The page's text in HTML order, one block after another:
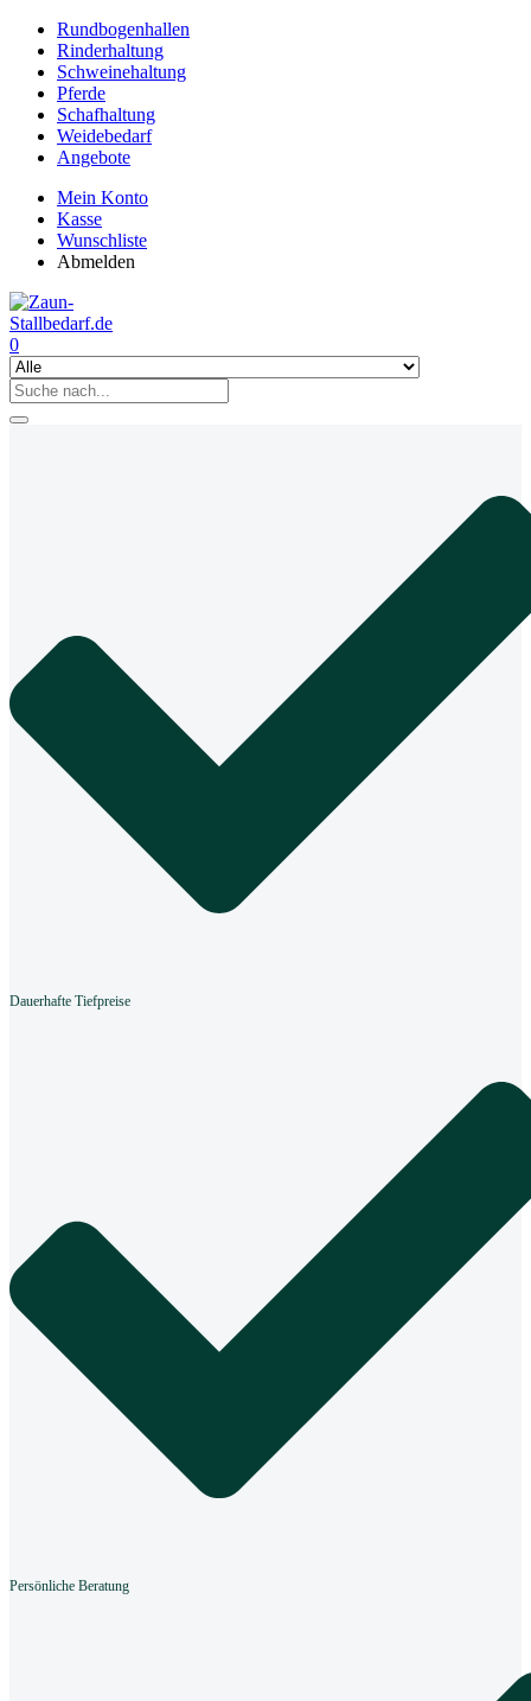
Rundbogenhallen
Rinderhaltung
Schweinehaltung
Pferde
Schafhaltung
Weidebedarf
Angebote
Mein Konto
Kasse
Wunschliste
Abmelden
0
Dauerhafte Tiefpreise
Persönliche Beratung